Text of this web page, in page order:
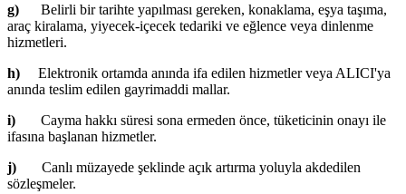
g)
Belirli bir tarihte yapılması gereken, konaklama, eşya taşıma,
araç kiralama, yiyecek-içecek tedariki ve eğlence veya dinlenme
hizmetleri.
h)
Elektronik ortamda anında ifa edilen hizmetler veya ALICI'ya
anında teslim edilen gayrimaddi mallar.
i)
Cayma hakkı süresi sona ermeden önce, tüketicinin onayı ile
ifasına başlanan hizmetler.
j)
Canlı müzayede şeklinde açık artırma yoluyla akdedilen
sözleşmeler.